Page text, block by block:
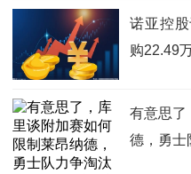
诺亚控
购22.49
有意思了
德，勇士